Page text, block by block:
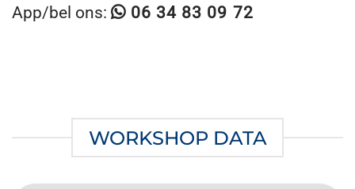
App/bel ons: 06 34 83 09 72
WORKSHOP DATA